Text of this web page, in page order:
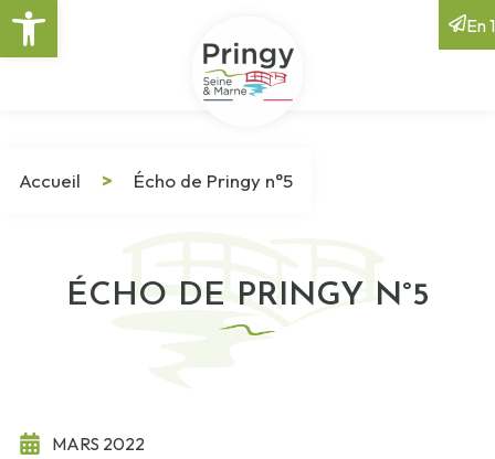
Ouvrir la barre d’outils En
Accueil > Écho de Pringy n°5
ÉCHO DE PRINGY N°5
MARS 2022